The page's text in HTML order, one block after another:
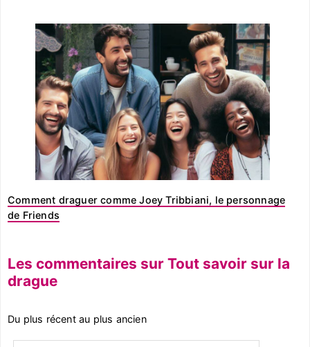
Comment draguer comme Joey Tribbiani, le personnage
de Friends
Les commentaires sur Tout savoir sur la
drague
Du plus récent au plus ancien